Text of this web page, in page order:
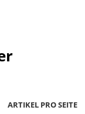
ARTIKEL PRO SEITE